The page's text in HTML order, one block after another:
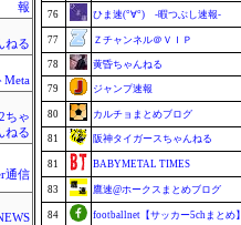
報
ねる
Meta
ちゃ
ねる
通信
76 ひま速(°∀°) -暇つぶし速報-
77 Ｚチャンネル＠ＶＩＰ
78 黄昏ちゃんねる
79 ジャンプ速報
80 カルチョまとめブログ
81 阪神タイガースちゃんねる
81 BABYMETAL TIMES
83 鷹速@ホークスまとめブログ
84 footballnet【サッカー5chまとめ】